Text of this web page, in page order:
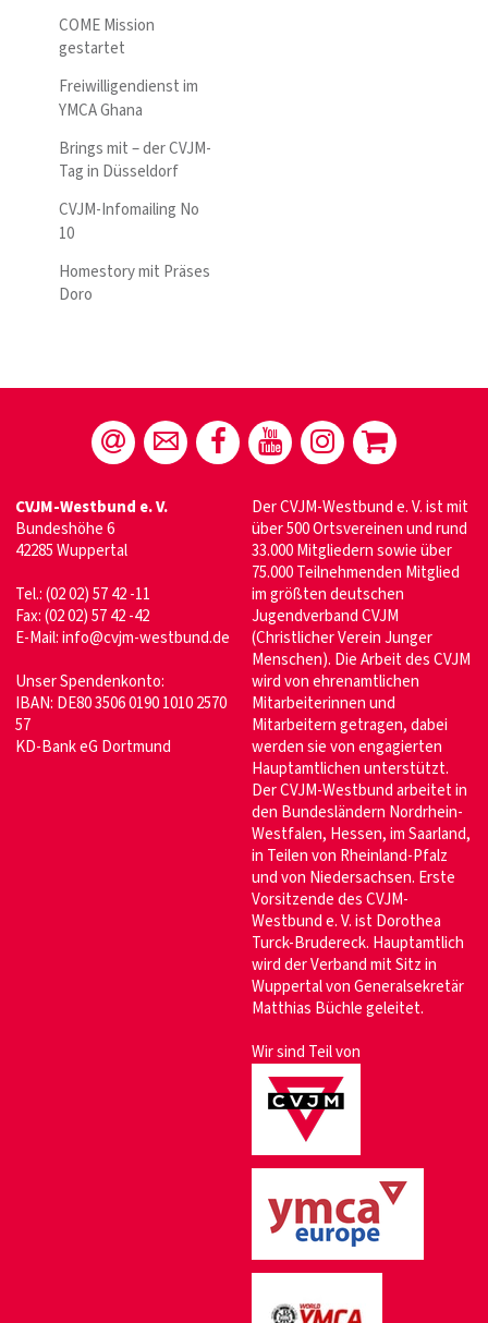
COME Mission
gestartet
Freiwilligendienst im
YMCA Ghana
Brings mit – der CVJM-
Tag in Düsseldorf
CVJM-Infomailing No
10
Homestory mit Präses
Doro
CVJM-Westbund e. V.
Bundeshöhe 6
42285 Wuppertal
Tel.: (02 02) 57 42 -11
Fax: (02 02) 57 42 -42
E-Mail:info@cvjm-westbund.de
Unser Spendenkonto:
IBAN: DE80 3506 0190 1010 2570
57
KD-Bank eG Dortmund
Der CVJM-Westbund e. V. ist mit
über 500 Ortsvereinen und rund
33.000 Mitgliedern sowie über
75.000 Teilnehmenden Mitglied
im größten deutschen
Jugendverband CVJM
(Christlicher Verein Junger
Menschen). Die Arbeit des CVJM
wird von ehrenamtlichen
Mitarbeiterinnen und
Mitarbeitern getragen, dabei
werden sie von engagierten
Hauptamtlichen unterstützt.
Der CVJM-Westbund arbeitet in
den Bundesländern Nordrhein-
Westfalen, Hessen, im Saarland,
in Teilen von Rheinland-Pfalz
und von Niedersachsen. Erste
Vorsitzende des CVJM-
Westbund e. V. ist Dorothea
Turck-Brudereck. Hauptamtlich
wird der Verband mit Sitz in
Wuppertal von Generalsekretär
Matthias Büchle geleitet.
Wir sind Teil von